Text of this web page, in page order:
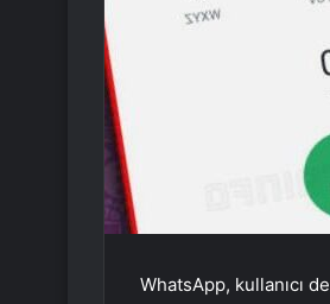
WhatsApp, kullanıcı